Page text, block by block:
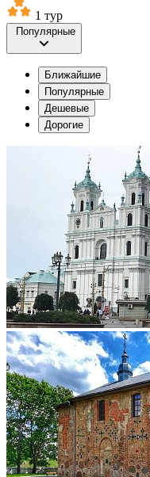
1 тур
Популярные
Ближайшие
Популярные
Дешевые
Дорогие